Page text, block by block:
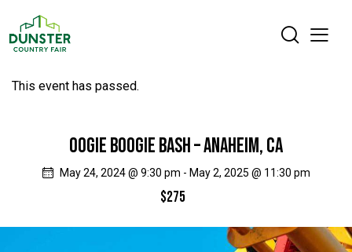
This event has passed.
OOGIE BOOGIE BASH – ANAHEIM, CA
May 24, 2024 @ 9:30 pm - May 2, 2025 @ 11:30 pm
$275